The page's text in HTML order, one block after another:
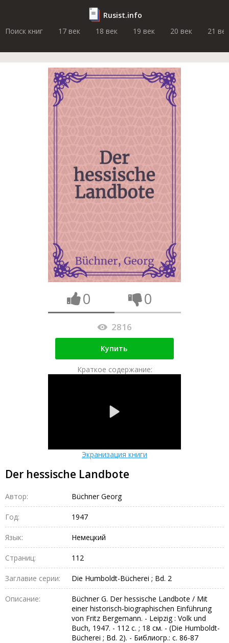
Rusist.info
Поиск книг
17 век 18 век 19 век 20 век 21 век
0 0
2816
Купить
Краткое содержание:
Экранизация книги
Der hessische Landbote
Автор: Büchner Georg
Год: 1947
Язык: Немецкий
Страниц: 112
Заглавие серии: Die Humboldt-Bücherei ; Bd. 2
Описание:
Büchner G. Der hessische Landbote / Mit
einer historisch-biographischen Einführung
von Fritz Bergemann. - Leipzig : Volk und
Buch, 1947. - 112 с. ; 18 см. - (Die Humboldt-
Bücherei ; Bd. 2). - Библиогр.: с. 86-87